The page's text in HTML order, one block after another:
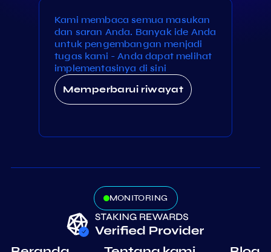
Kami membaca semua masukan
dan saran Anda. Banyak ide Anda
untuk pengembangan menjadi
tugas kami - Anda dapat melihat
implementasinya di sini
Memperbarui riwayat
MONITORING